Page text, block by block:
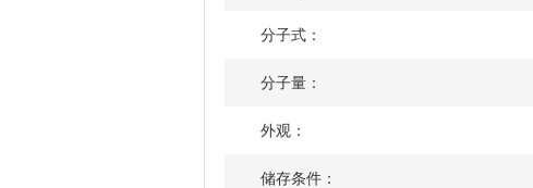
分子式：
分子量：
外观：
储存条件：